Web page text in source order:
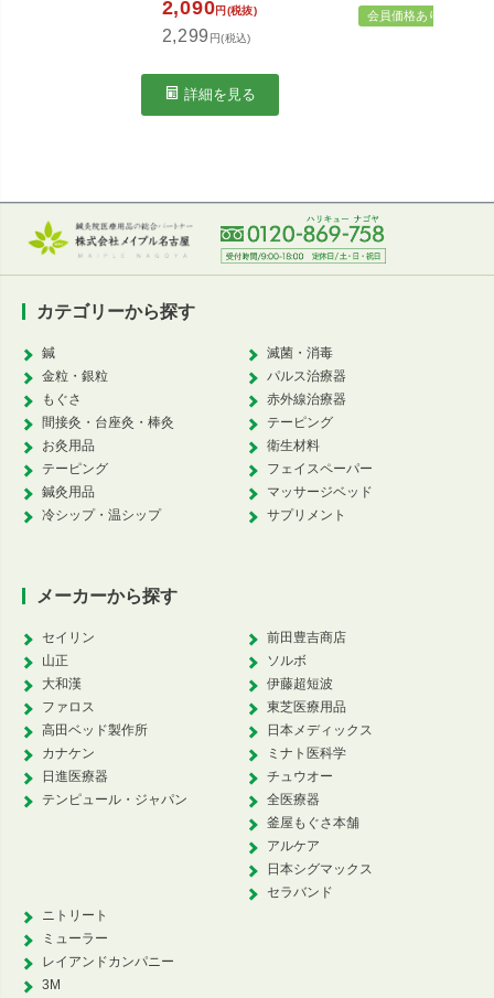
2,090円(税抜)
2,299 円(税込)
詳細を見る
会員価格あり
カテゴリーから探す
鍼
金粒・銀粒
もぐさ
間接灸・台座灸・棒灸
お灸用品
テーピング
鍼灸用品
冷シップ・温シップ
滅菌・消毒
パルス治療器
赤外線治療器
テーピング
衛生材料
フェイスペーパー
マッサージベッド
サプリメント
メーカーから探す
セイリン
山正
大和漢
ファロス
高田ベッド製作所
カナケン
日進医療器
テンピュール・ジャパン
前田豊吉商店
ソルボ
伊藤超短波
東芝医療用品
日本メディックス
ミナト医科学
チュウオー
全医療器
釜屋もぐさ本舗
アルケア
日本シグマックス
セラバンド
ニトリート
ミューラー
レイアンドカンパニー
3M